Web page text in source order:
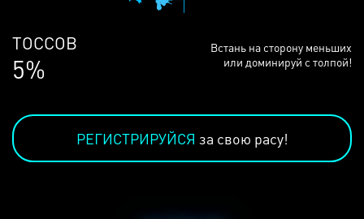
ЛЮДЕЙ
69%
Встань на сторону меньших
или доминируй с толпой!
РЕГИСТРИРУЙСЯ за свою расу!